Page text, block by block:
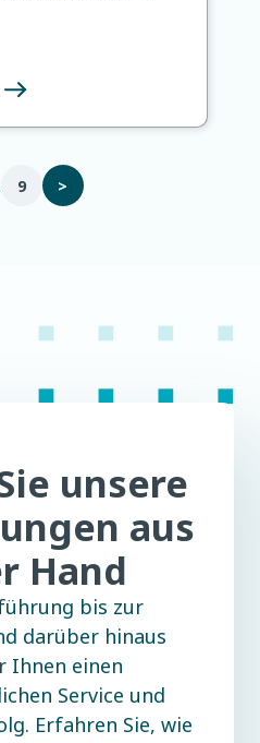
9 >
unsere
aus
Hand
bis zur
darüber hinaus
Ihnen einen
Service und
Erfahren Sie, wie